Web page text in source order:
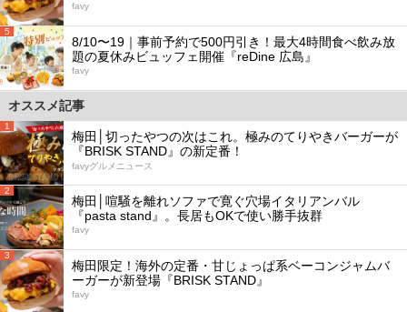
favy
5
8/10〜19｜事前予約で500円引き！最大4時間食べ飲み放
題の夏休みビュッフェ開催『reDine 広島』
favy
オススメ記事
1
梅田│切ったやつの次はこれ。極みのてりやきバーガーが
『BRISK STAND』の新定番！
favyグルメニュース
2
梅田│喧騒を離れソファで寛ぐ穴場イタリアンバル
『pasta stand』。長居もOKで使い勝手抜群
favy
3
梅田限定！海外の定番・甘じょっぱ系ベーコンジャムバ
ーガーが新登場『BRISK STAND』
favy